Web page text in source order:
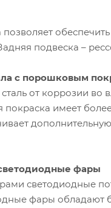
подвеска –
с порошковым
от коррозии во
имеет
фары
светодиодные
фары